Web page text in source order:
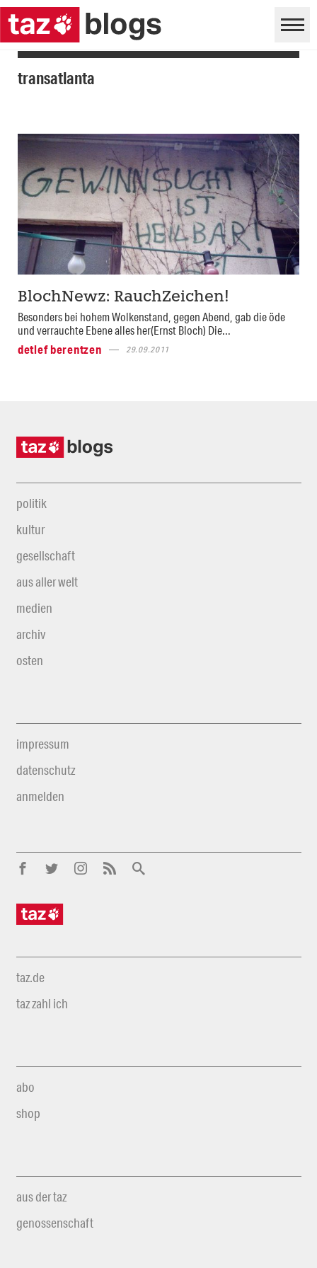
transatlanta
BlochNewz: RauchZeichen!
Besonders bei hohem Wolkenstand, gegen Abend, gab die öde
und verrauchte Ebene alles her(Ernst Bloch) Die...
detlef berentzen
29.09.2011
politik
kultur
gesellschaft
aus aller welt
medien
archiv
osten
impressum
datenschutz
anmelden
taz.de
taz zahl ich
abo
shop
aus der taz
genossenschaft